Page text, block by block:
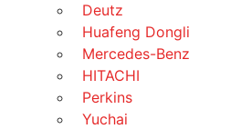
Deutz
Huafeng Dongli
Mercedes-Benz
HITACHI
Perkins
Yuchai